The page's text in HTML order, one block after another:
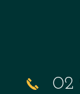
02